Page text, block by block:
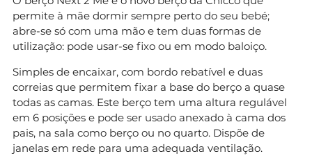
permite à mãe dormir sempre perto do seu bebé;
abre-se só com uma mão e tem duas formas de
utilização: pode usar-se fixo ou em modo baloiço.
Simples de encaixar, com bordo rebatível e duas
correias que permitem fixar a base do berço a quase
todas as camas. Este berço tem uma altura regulável
em 6 posições e pode ser usado anexado à cama dos
pais, na sala como berço ou no quarto. Dispõe de
janelas em rede para uma adequada ventilação.